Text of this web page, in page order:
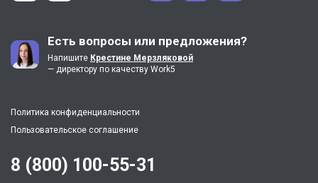
Есть вопросы или предложения?
Напишите Крестине Мерзляковой
— директору по качеству Work5
Политика конфиденциальности
Пользовательское соглашение
8 (800) 100-55-31